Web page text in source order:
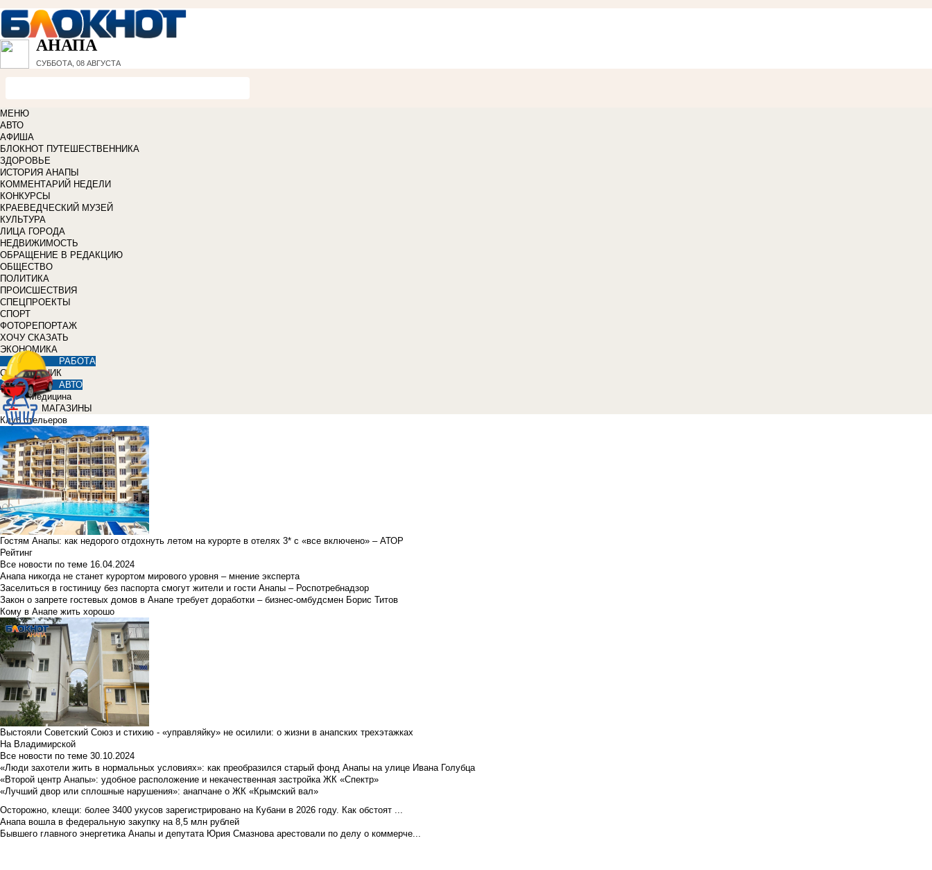
АНАПА
СУББОТА, 08 АВГУСТА
МЕНЮ
АВТО
АФИША
БЛОКНОТ ПУТЕШЕСТВЕННИКА
ЗДОРОВЬЕ
ИСТОРИЯ АНАПЫ
КОММЕНТАРИЙ НЕДЕЛИ
КОНКУРСЫ
КРАЕВЕДЧЕСКИЙ МУЗЕЙ
КУЛЬТУРА
ЛИЦА ГОРОДА
НЕДВИЖИМОСТЬ
ОБРАЩЕНИЕ В РЕДАКЦИЮ
ОБЩЕСТВО
ПОЛИТИКА
ПРОИСШЕСТВИЯ
СПЕЦПРОЕКТЫ
СПОРТ
ФОТОРЕПОРТАЖ
ХОЧУ СКАЗАТЬ
ЭКОНОМИКА
РАБОТА
СПРАВОЧНИК
АВТО
Медицина
МАГАЗИНЫ
Клуб отельеров
Гостям Анапы: как недорого отдохнуть летом на курорте в отелях 3* с «все включено» – АТОР
Рейтинг
Все новости по теме 16.04.2024
Анапа никогда не станет курортом мирового уровня – мнение эксперта
Заселиться в гостиницу без паспорта смогут жители и гости Анапы – Роспотребнадзор
Закон о запрете гостевых домов в Анапе требует доработки – бизнес-омбудсмен Борис Титов
Кому в Анапе жить хорошо
Выстояли Советский Союз и стихию - «управляйку» не осилили: о жизни в анапских трехэтажках
На Владимирской
Все новости по теме 30.10.2024
«Люди захотели жить в нормальных условиях»: как преобразился старый фонд Анапы на улице Ивана Голубца
«Второй центр Анапы»: удобное расположение и некачественная застройка ЖК «Спектр»
«Лучший двор или сплошные нарушения»: анапчане о ЖК «Крымский вал»
Осторожно, клещи: более 3400 укусов зарегистрировано на Кубани в 2026 году. Как обстоят ...
Анапа вошла в федеральную закупку на 8,5 млн рублей
Бывшего главного энергетика Анапы и депутата Юрия Смазнова арестовали по делу о коммерче...